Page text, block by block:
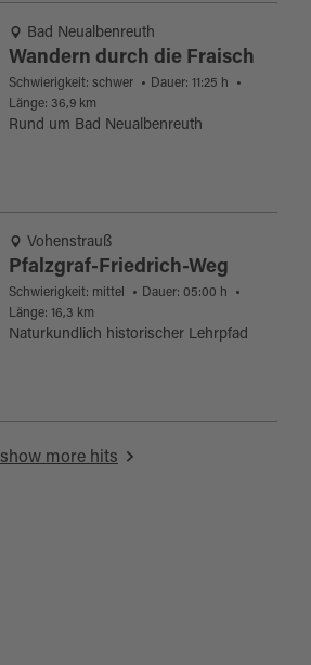
Bad Neualbenreuth
Wandern durch die Fraisch
Rund um Bad Neualbenreuth
Schwierigkeit: schwer
Dauer: 11:25 h
Länge: 36,9 km
Vohenstrauß
Pfalzgraf-Friedrich-Weg
Naturkundlich historischer Lehrpfad
Schwierigkeit: mittel
Dauer: 05:00 h
Länge: 16,3 km
show more hits